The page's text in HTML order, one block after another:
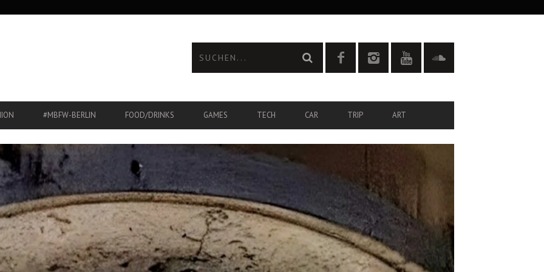
#MBFW-BERLIN FOOD/DRINKS GAMES TECH CAR TRIP ART